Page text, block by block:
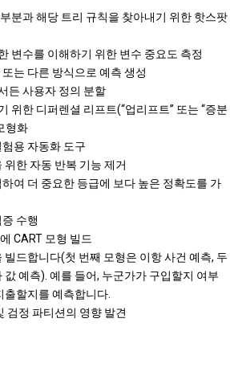
분과 해당 트리 규칙을 찾아내기 위한 핫스팟
변수를 이해하기 위한 변수 중요도 측정
는 다른 방식으로 예측 생성
든 사용자 정의 분할
위한 디퍼렌셜 리프트(“업리프트” 또는 “증분
형화
용 자동화 도구
위한 자동 반복 기능 제거
여 더 중요한 등급에 보다 높은 정확도를 가
수행
CART 모형 빌드
빌드합니다(첫 번째 모형은 이항 사건 예측, 두
값 예측). 예를 들어, 누군가가 구입할지 여부
출할지를 예측합니다.
검정 파티션의 영향 발견